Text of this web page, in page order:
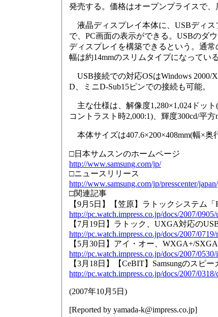
発売する。価格はオープンプライスで、
液晶ディスプレイ本体に、USBディス
で、PC画面の表示ができる。USBのダ
ディスプレイを構築できるという。通
幅は約14mmのスリムタイプになっている
USB接続での対応OSはWindows 2000/
D、ミニD-Sub15ピンでの接続も可能。
主な仕様は、解像度1,280×1,024ドッ
コントラスト時2,000:1)、輝度300cd/平
本体サイズは407.6×200×408mm(幅×奥
□日本サムスンのホームページ
http://www.samsung.com/jp/
□ニュースリリース
http://www.samsung.com/jp/presscenter/
□関連記事
【9月5日】【笠原】ラトックシステム
http://pc.watch.impress.co.jp/docs/2007/
【7月19日】ラトック、UXGA対応の
http://pc.watch.impress.co.jp/docs/2007/0719/
【5月30日】アイ・オー、WXGA+/
http://pc.watch.impress.co.jp/docs/2007/0530/
【3月18日】【CeBIT】Samsungのスピ
http://pc.watch.impress.co.jp/docs/2007/
(2007年10月5日 )
[Reported by yamada-k@impress.co.jp]